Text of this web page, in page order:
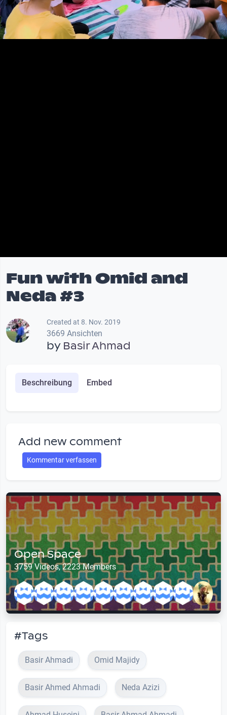
Video
Fun with Omid and
Neda #3
Created at 8. Nov. 2019
3669 Ansichten
by Basir Ahmad
Beschreibung Embed
Add new comment
Kommentar verfassen
Open Space
3759 Videos, 2223 Members
#Tags
Basir Ahmadi Omid Majidy
Basir Ahmed Ahmadi Neda Azizi